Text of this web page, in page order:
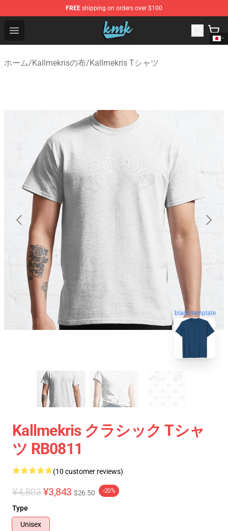
FREE shipping on orders over $100
Open menu
KallMeKris Store - Official KallMeKris Merchandise Shop
ホーム/Kallmekrisの布/Kallmekris Tシャツ
blank template
Kallmekris クラシック Tシャ
ツ RB0811
(10 customer reviews)
¥4,803 ¥3,843 $26.50 -20%
Type
Unisex